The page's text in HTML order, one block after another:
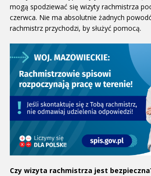
mogą spodziewać się wizyty rachmistrza
czerwca. Nie ma absolutnie żadnych
rachmistrz przychodzi, by służyć pomocą.
Czy wizyta rachmistrza jest